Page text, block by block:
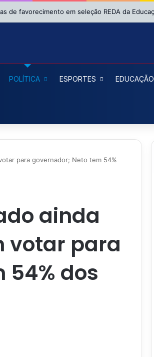
POLÍTICA ESPORTES EDUCAÇÃO
para governador; Neto tem 54%
ainda
votar para
dos